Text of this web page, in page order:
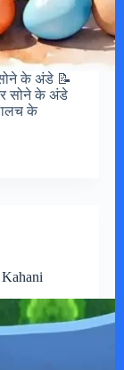
के अंडे 📝
सोने के अंडे
के
Kahani